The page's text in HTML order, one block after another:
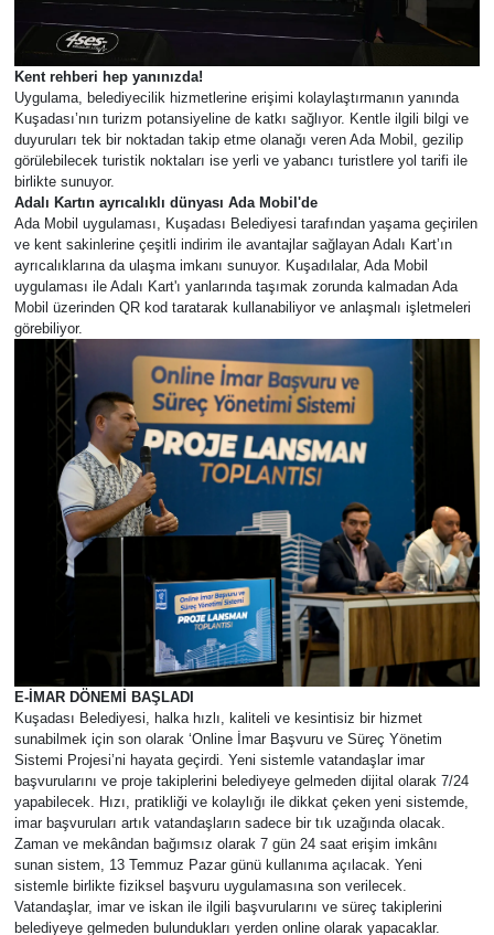
Kent rehberi hep yanınızda!
Uygulama, belediyecilik hizmetlerine erişimi kolaylaştırmanın yanında
Kuşadası’nın turizm potansiyeline de katkı sağlıyor. Kentle ilgili bilgi ve
duyuruları tek bir noktadan takip etme olanağı veren Ada Mobil, gezilip
görülebilecek turistik noktaları ise yerli ve yabancı turistlere yol tarifi ile
birlikte sunuyor.
Adalı Kartın ayrıcalıklı dünyası Ada Mobil'de
Ada Mobil uygulaması, Kuşadası Belediyesi tarafından yaşama geçirilen
ve kent sakinlerine çeşitli indirim ile avantajlar sağlayan Adalı Kart’ın
ayrıcalıklarına da ulaşma imkanı sunuyor. Kuşadılalar, Ada Mobil
uygulaması ile Adalı Kart'ı yanlarında taşımak zorunda kalmadan Ada
Mobil üzerinden QR kod taratarak kullanabiliyor ve anlaşmalı işletmeleri
görebiliyor.
E-İMAR DÖNEMİ BAŞLADI
Kuşadası Belediyesi, halka hızlı, kaliteli ve kesintisiz bir hizmet
sunabilmek için son olarak ‘Online İmar Başvuru ve Süreç Yönetim
Sistemi Projesi’ni hayata geçirdi. Yeni sistemle vatandaşlar imar
başvurularını ve proje takiplerini belediyeye gelmeden dijital olarak 7/24
yapabilecek. Hızı, pratikliği ve kolaylığı ile dikkat çeken yeni sistemde,
imar başvuruları artık vatandaşların sadece bir tık uzağında olacak.
Zaman ve mekândan bağımsız olarak 7 gün 24 saat erişim imkânı
sunan sistem, 13 Temmuz Pazar günü kullanıma açılacak. Yeni
sistemle birlikte fiziksel başvuru uygulamasına son verilecek.
Vatandaşlar, imar ve iskan ile ilgili başvurularını ve süreç takiplerini
belediyeye gelmeden bulundukları yerden online olarak yapacaklar.